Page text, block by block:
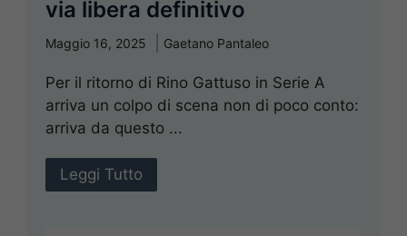
via libera definitivo
Maggio 16, 2025 Gaetano Pantaleo
Per il ritorno di Rino Gattuso in Serie A
arriva un colpo di scena non di poco conto:
arriva da questo ...
Leggi Tutto